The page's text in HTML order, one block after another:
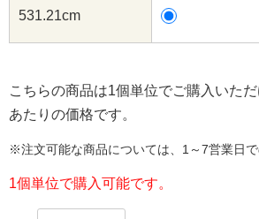
531.21cm
こちらの商品は1個単位でご購入いた
あたりの価格です。
※注文可能な商品については、1～7営業日で
1個単位で購入可能です。